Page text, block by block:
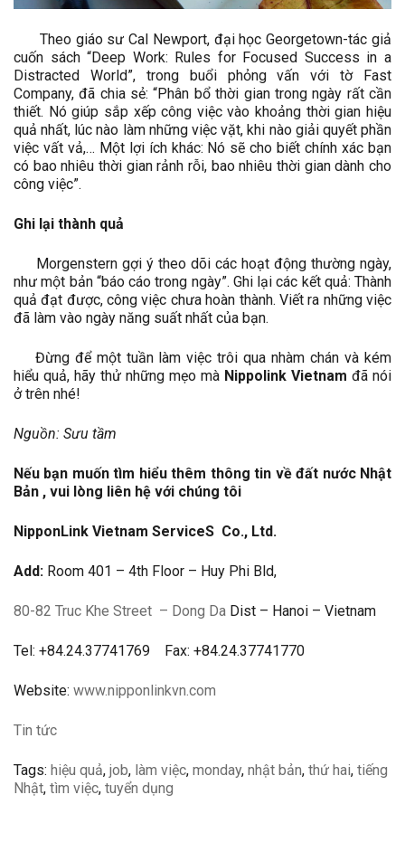
Theo giáo sư Cal Newport, đại học Georgetown-tác giả
cuốn sách “Deep Work: Rules for Focused Success in a
Distracted World”, trong buổi phỏng vấn với tờ Fast
Company, đã chia sẻ: “Phân bổ thời gian trong ngày rất cần
thiết. Nó giúp sắp xếp công việc vào khoảng thời gian hiệu
quả nhất, lúc nào làm những việc vặt, khi nào giải quyết phần
việc vất vả,… Một lợi ích khác: Nó sẽ cho biết chính xác bạn
có bao nhiêu thời gian rảnh rỗi, bao nhiêu thời gian dành cho
công việc”.
Ghi lại thành quả
Morgenstern gợi ý theo dõi các hoạt động thường ngày,
như một bản “báo cáo trong ngày”. Ghi lại các kết quả: Thành
quả đạt được, công việc chưa hoàn thành. Viết ra những việc
đã làm vào ngày năng suất nhất của bạn.
Đừng để một tuần làm việc trôi qua nhàm chán và kém
hiểu quả, hãy thử những mẹo mà Nippolink Vietnam đã nói
ở trên nhé!
Nguồn: Sưu tầm
Nếu bạn muốn tìm hiểu thêm thông tin về đất nước Nhật
Bản , vui lòng liên hệ với chúng tôi
NipponLink Vietnam ServiceS Co., Ltd.
Add: Room 401 – 4th Floor – Huy Phi Bld,
80-82 Truc Khe Street – Dong Da Dist – Hanoi – Vietnam
Tel: +84.24.37741769 Fax: +84.24.37741770
Website: www.nipponlinkvn.com
Tin tức
Tags: hiệu quả, job, làm việc, monday, nhật bản, thứ hai, tiếng
Nhật, tìm việc, tuyển dụng